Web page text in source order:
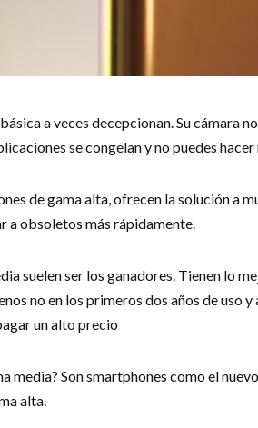
a veces decepcionan. Su cámara
se congelan y no puedes
de gama alta, ofrecen la solución a
a obsoletos más rápidamente.
suelen ser los ganadores. Tienen lo
no en los primeros dos años de uso
un alto precio
media? Son smartphones como el
alta.